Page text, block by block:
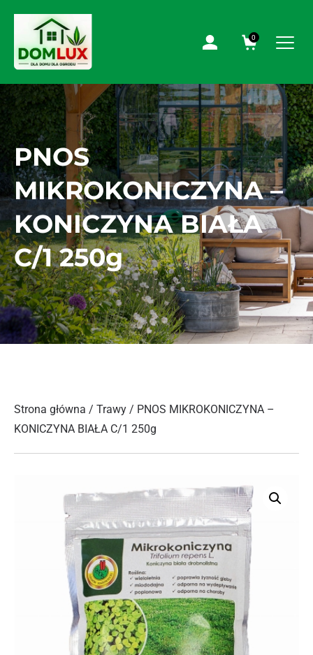
0
PNOS
MIKROKONICZYNA –
KONICZYNA BIAŁA
C/1 250g
Strona główna / Trawy / PNOS MIKROKONICZYNA –
KONICZYNA BIAŁA C/1 250g